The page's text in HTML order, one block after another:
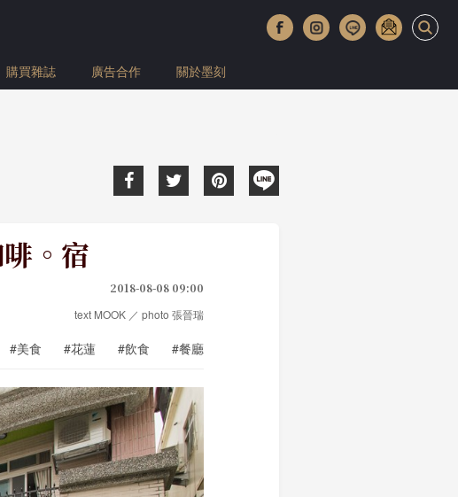
購買雜誌 廣告合作 關於墨刻
。宿
2018-08-08 09:00
text MOOK ／ photo 張晉瑞
#美食 #花蓮 #飲食 #餐廳